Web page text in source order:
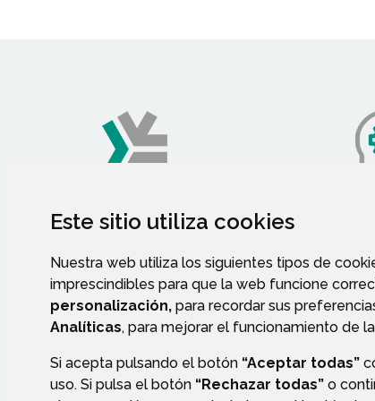
Este sitio utiliza cookies
Nuestra web utiliza los siguientes tipos de
imprescindibles para que la web funcione
personalización, para recordar sus
Analíticas, para mejorar el funcionamiento de
Si acepta pulsando el botón “Aceptar todas”
uso. Si pulsa el botón “Rechazar todas” o
ASOCIACIONES
VALIDACIÓN DE DOCUMENTOS